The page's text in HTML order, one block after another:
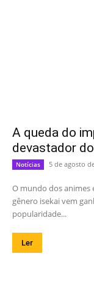
A queda do
devastador
Notícias 5 de agosto
O mundo dos animes
gênero isekai vem
popularidade...
Ler